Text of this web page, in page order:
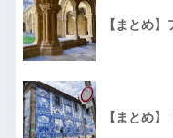
【まとめ
【まとめ